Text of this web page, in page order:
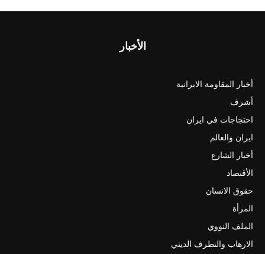
الأخبار
أخبار المقاومة الايرانية
أشرف
احتجاجات في ايران
ايران والعالم
أخبار الشارع
الأقتصاد
حقوق الانسان
المرأة
الملف النووي
الارهاب والتطرف الديني